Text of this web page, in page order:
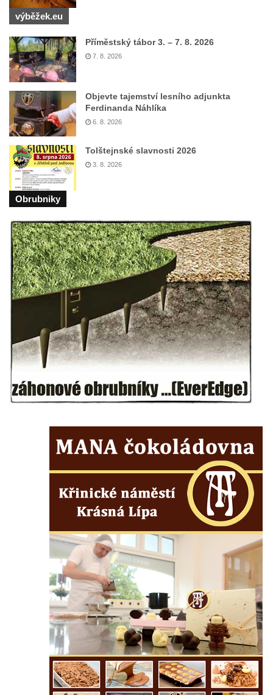
Kostel Božího Těla v Kraslicích
Varech
Kaple Panny Marie pod hradem Přimda
Kaple Panny Marie v Kunčicích nad Labem
Hrobová kaple na hřbitově v Rychnově u
Jablonce nad Nisou
Márnice/hřbitovní kaple na hřbitově v
Rychnově u Jablonce nad Nisou
Výklenková kaple u rozcestí u domu čp. 42
v Krásné u Pěnčína
Márnice na hřbitově v Krásné u Pěnčína
Výklenková kaple naproti domu čp. 34 v
Krásné u Pěnčína
Kostel svatého Josefa v Krásné u Pěnčína
Kostel Panny Marie Pomocné s Ivanitskou
poustevnou v Teplicích nad Metují
Hřbitovní kaple/márnice na hřbitově v
Teplicích nad Metují
Kostel svatého Vavřince v Teplicích nad
Metují
Hrobová kaple Johanna Nitsche na
hřbitově na Vlčí Hoře
Kostel svatého Bartoloměje v Teplicích
Kostel svatého Jana Křtitele na Zámeckém
náměstí v Teplicích
Chrám Povýšení svatého Kříže na
Zámeckém náměstí v Teplicích
části Kozel
Kaple u kostela svatého Jakuba Většího
(Staršího) u Lahovic
Kostel svatého Jakuba Většího (Staršího) u
Lahovic
Kostel svatých Petra a Pavla v Želkovicích
Kaple Panny Marie Bolestné v Benešově
nad Ploučnicí
Kostel Narození Panny Marie v Benešově
výběžek.eu
Příměstský tábor 3. – 7. 8. 2026
7. 8. 2026
Objevte tajemství lesního adjunkta
Ferdinanda Náhlíka
6. 8. 2026
Tolštejnské slavnosti 2026
3. 8. 2026
Obrubniky